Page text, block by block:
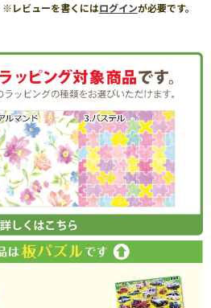
※レビューを書くにはログインが必要です。